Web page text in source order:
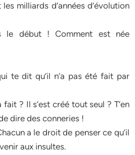
milliards d’années d’évolution
le début ! Comment est née
te dit qu’il n’a pas été fait par
fait ? Il s’est créé tout seul ? T’en
dire des conneries !
a le droit de penser ce qu’il
aux insultes.